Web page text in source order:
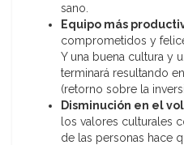
sano.
Equipo más
comprometidos y
Y una buena cultura y
terminará resultando
(retorno sobre la
Disminución en el
los valores culturales
de las personas hace